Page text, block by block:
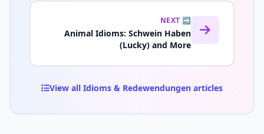
NEXT ➡️
Animal Idioms: Schwein Haben
(Lucky) and More
View all Idioms & Redewendungen articles